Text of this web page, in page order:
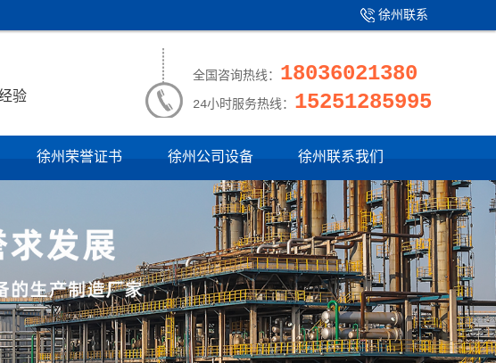
徐州联系
验
全国咨询热线： 18036021380
24小时服务热线： 15251285995
徐州荣誉证书 徐州公司设备 徐州联系我们